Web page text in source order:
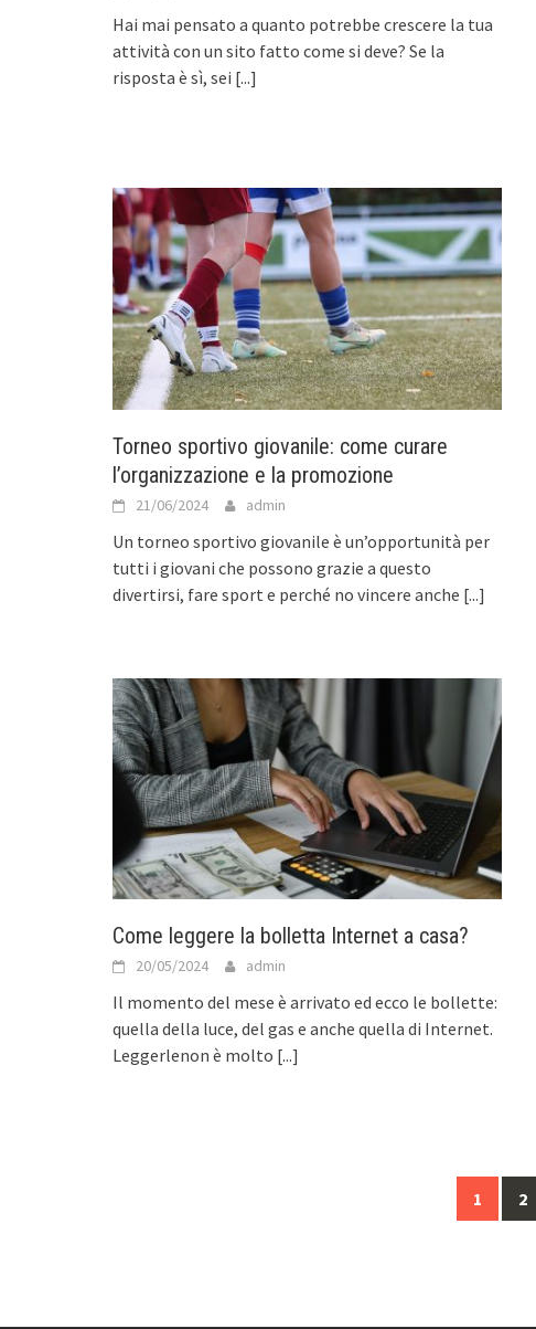
Hai mai pensato a quanto potrebbe crescere la tua
attività con un sito fatto come si deve? Se la
risposta è sì, sei [...]
Torneo sportivo giovanile: come curare
l’organizzazione e la promozione
21/06/2024 admin
Un torneo sportivo giovanile è un’opportunità per
tutti i giovani che possono grazie a questo
divertirsi, fare sport e perché no vincere anche [...]
Come leggere la bolletta Internet a casa?
20/05/2024 admin
Il momento del mese è arrivato ed ecco le bollette:
quella della luce, del gas e anche quella di Internet.
Leggerlenon è molto [...]
1 2